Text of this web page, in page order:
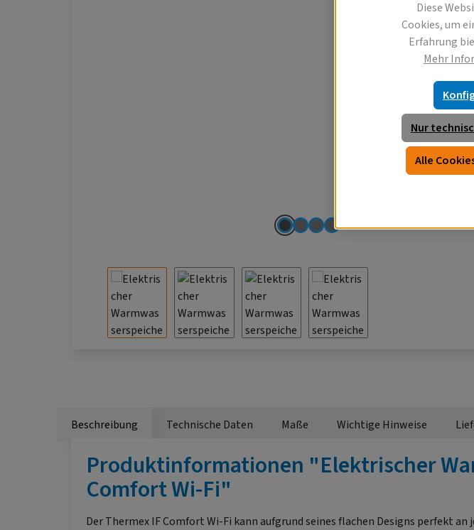
Beschreibung Technische Daten Maße Wichtige Hinweise
Produktinformationen "Elektrischer
Comfort Wi-Fi"
Der Thermex IF Comfort Wi-Fi kann aufgrund seines flachen Designs perfekt
Diese
Cookies, um
Erfahrung
Mehr
Nur
Alle